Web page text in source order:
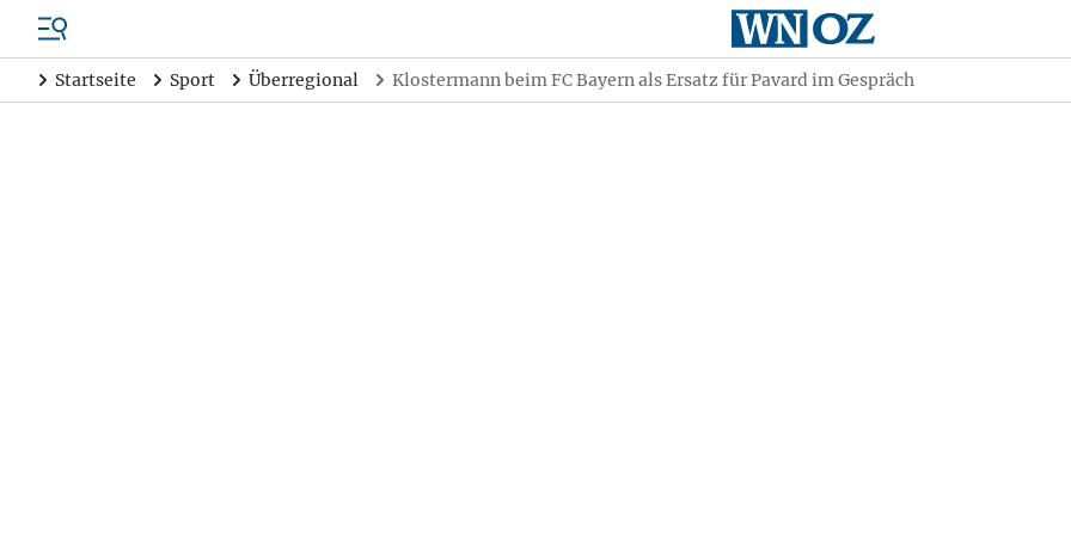
Startseite Sport Überregional Klostermann beim FC Bayern als Ersatz für Pavard im Gespräch